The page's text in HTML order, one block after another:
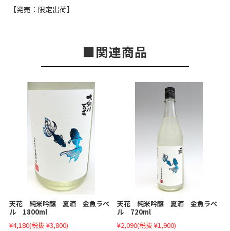
【発売：限定出荷】
関連商品
天花 純米吟醸 夏酒 金魚ラベ
ル 1800ml
¥4,180(税抜 ¥3,800)
天花 純米吟醸 夏酒 金魚ラベ
ル 720ml
¥2,090(税抜 ¥1,900)